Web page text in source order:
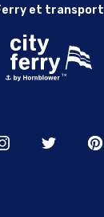
et transport